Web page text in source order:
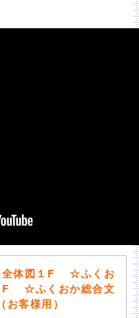
体図１F
☆ふくお
☆ふくおか総合文
客様用）